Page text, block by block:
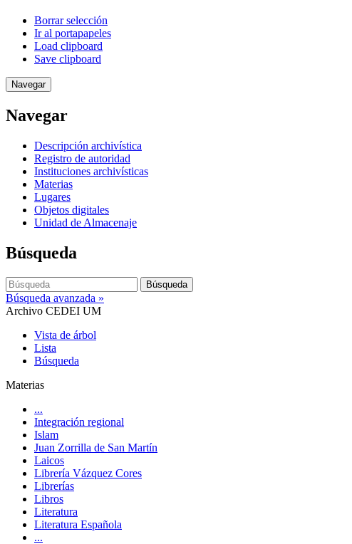
Borrar selección
Ir al portapapeles
Load clipboard
Save clipboard
Navegar
Navegar
Descripción archivística
Registro de autoridad
Instituciones archivísticas
Materias
Lugares
Objetos digitales
Unidad de Almacenaje
Búsqueda
Búsqueda
Búsqueda avanzada »
Archivo CEDEI UM
Vista de árbol
Lista
Búsqueda
Materias
...
Integración regional
Islam
Juan Zorrilla de San Martín
Laicos
Librería Vázquez Cores
Librerías
Libros
Literatura
Literatura Española
...